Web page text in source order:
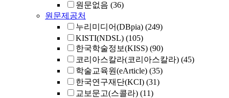
원문없음 (36)
원문제공처
누리미디어(DBpia) (249)
KISTI(NDSL) (105)
한국학술정보(KISS) (90)
코리아스칼라(코리아스칼라) (45)
학술교육원(eArticle) (35)
한국연구재단(KCI) (31)
교보문고(스콜라) (11)